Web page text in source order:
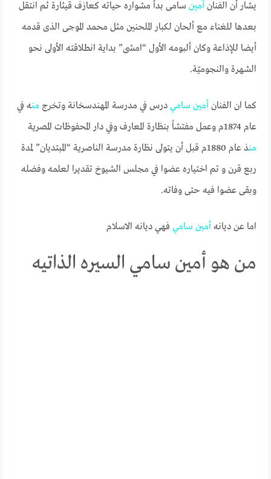
يشار أن الفنان أمين سامى بدأ مشواره حياته كعازف قيثارة ثم انتقل
بعدها للغناء مع ألحان لكبار الملحنين مثل محمد الموجى الذى قدمه
أيضا للإذاعة وكان ألبومه الأول “امشى” بداية انطلاقته الأولى نحو
الشهرة والنجوميّة.
كما ان الفنان أمين سامي درس في مدرسة المهندسخانة وتخرج منه في
عام 1874م وعمل مفتشاً بنظارة المعارف وفي دار المحفوظات المصرية
من
ذ عام 1880م قبل أن يتولى نظارة مدرسة الناصرية “المبتديان” لمدة
ربع قرن و تم اختياره عضوا في مجلس الشيوخ تقديرا لعلمه وفضله
وبقى عضوا فيه حتى وفاته.
اما عن ديانه أمين سامي فهي ديانه الاسلام
من هو أمين سامي السيره الذاتيه